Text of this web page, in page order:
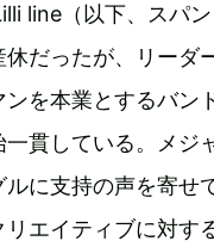
line（以下、スパ
だったが、リーダ
を本業とするバン
貫している。メジ
に支持の声を寄せ
エイティブに対す